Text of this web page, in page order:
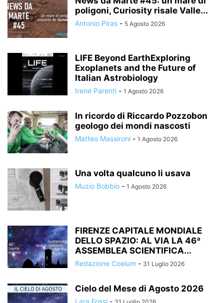
poligoni, Curiosity risale Valle...
Antonio Piras - 5 Agosto 2026
LIFE Beyond EarthExploring
Exoplanets and the Future of
Italian Astrobiology
Irene Parenti - 1 Agosto 2026
In ricordo di Riccardo Pozzobon
geologo dei mondi nascosti
Matteo Massironi - 1 Agosto 2026
Una volta qualcuno li usava
Muzio Bobbio - 1 Agosto 2026
FIRENZE CAPITALE MONDIALE
DELLO SPAZIO: AL VIA LA 46ª
ASSEMBLEA SCIENTIFICA...
Redazione Coelum - 31 Luglio 2026
Cielo del Mese di Agosto 2026
Lara Fossi -